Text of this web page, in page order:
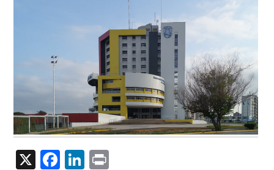
X Facebook
LinkedIn